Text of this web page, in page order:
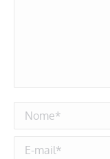
Nome *
E-mail *